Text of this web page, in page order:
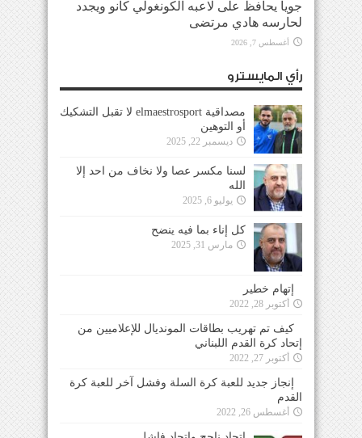
جويا يحافظ على لاعبه الكونغولي كانو ويجدد
لحارسه هادي مرتضى
أغسطس 7, 2026
رأي المايسترو
مصداقية elmaestrosport لا تقبل التشكيك
أو التوهين
ديسمبر 22, 2025
لسنا مكسر عصا ولا نخاف من احد إلا
الله
يوليو 6, 2025
كل إناء بما فيه ينضح
مارس 31, 2025
إتهام خطير
أكتوبر 28, 2022
كيف تم تهريب بطاقات المونديال للإعلاميين من
إتحاد كرة القدم اللبناني
أكتوبر 27, 2022
إنجاز جديد للعبة كرة السلة وفشل آخر للعبة كرة
القدم
أغسطس 26, 2022